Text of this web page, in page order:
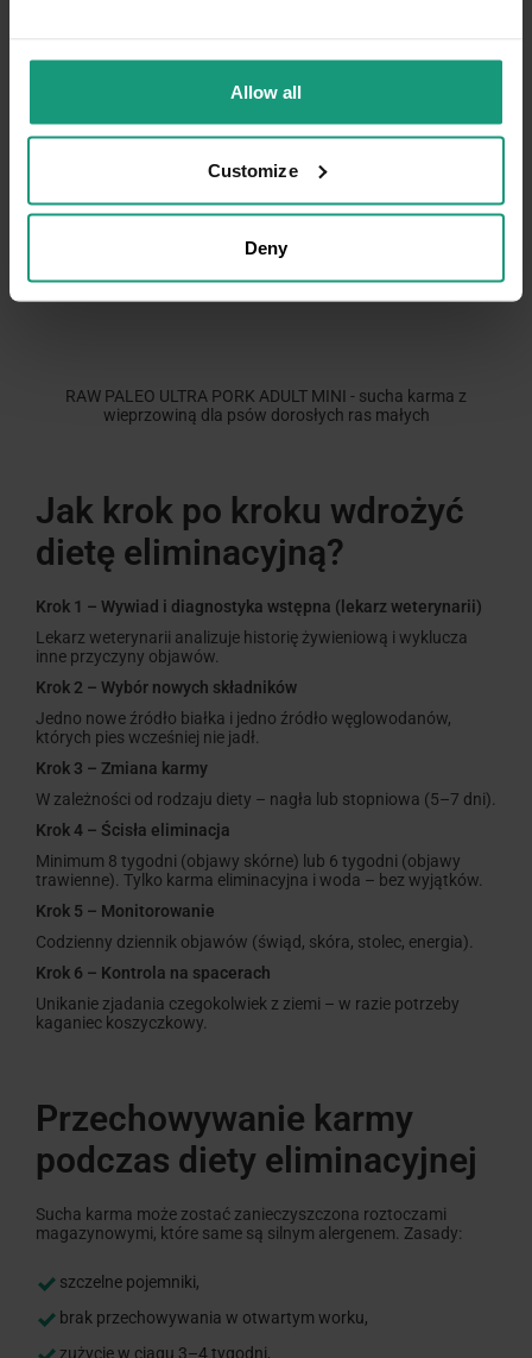
Allow all
Customize
Deny
RAW PALEO ULTRA PORK ADULT MINI - sucha karma z
wieprzowiną dla psów dorosłych ras małych
Jak krok po kroku wdrożyć
dietę eliminacyjną?
Krok 1 – Wywiad i diagnostyka wstępna (lekarz weterynarii)
Lekarz weterynarii analizuje historię żywieniową i wyklucza
inne przyczyny objawów.
Krok 2 – Wybór nowych składników
Jedno nowe źródło białka i jedno źródło węglowodanów,
których pies wcześniej nie jadł.
Krok 3 – Zmiana karmy
W zależności od rodzaju diety – nagła lub stopniowa (5–7 dni).
Krok 4 – Ścisła eliminacja
Minimum 8 tygodni (objawy skórne) lub 6 tygodni (objawy
trawienne). Tylko karma eliminacyjna i woda – bez wyjątków.
Krok 5 – Monitorowanie
Codzienny dziennik objawów (świąd, skóra, stolec, energia).
Krok 6 – Kontrola na spacerach
Unikanie zjadania czegokolwiek z ziemi – w razie potrzeby
kaganiec koszyczkowy.
Przechowywanie karmy
podczas diety eliminacyjnej
Sucha karma może zostać zanieczyszczona roztoczami
magazynowymi, które same są silnym alergenem. Zasady:
szczelne pojemniki,
brak przechowywania w otwartym worku,
zużycie w ciągu 3–4 tygodni,